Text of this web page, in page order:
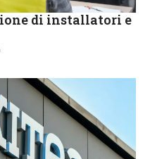
di installatori e